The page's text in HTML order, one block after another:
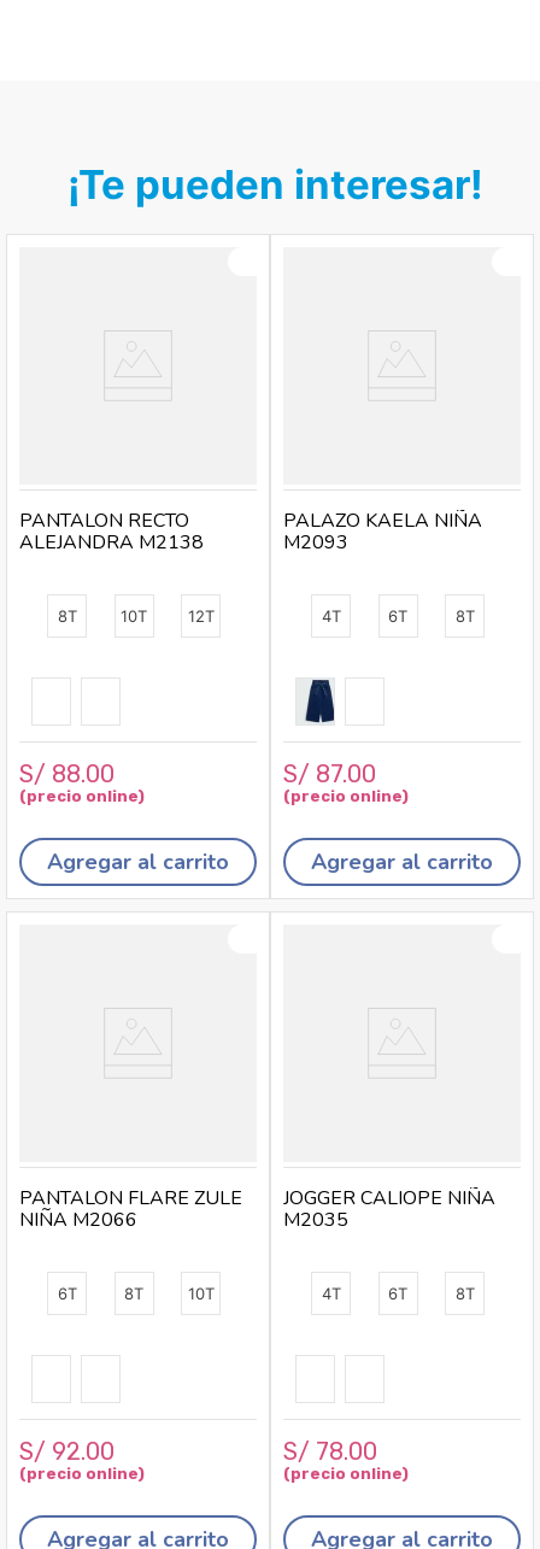
¡Te pueden interesar!
8T 10T 12T
PANTALON RECTO
ALEJANDRA M2138
S/ 88.00
Agregar al carrito
4T 6T 8T
PALAZO KAELA NIÑA
M2093
S/ 87.00
Agregar al carrito
6T 8T 10T
PANTALON FLARE ZULE
NIÑA M2066
S/ 92.00
Agregar al carrito
4T 6T 8T
JOGGER CALIOPE NIÑA
M2035
S/ 78.00
Agregar al carrito